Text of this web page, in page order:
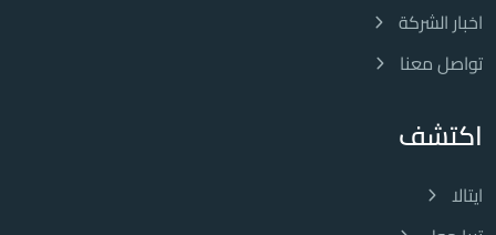
اخبار الشركة
تواصل معنا
اكتشف
ايتالا